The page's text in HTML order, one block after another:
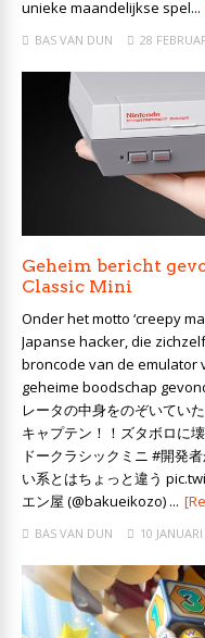
unieke maandelijkse spel...
BAS VAN DUN 28
Geheim bericht
Classic Mini
Onder het motto ‘creepy
Japanse hacker, die
broncode van de emulator
geheime boodschap
レータの中身をのぞいて
キャプテン！！ズタボロに
ドークラシックミニ #開発
い系とはちょっと違う
エン屋 (@bakueikozo) ...
BAS VAN DUN 10